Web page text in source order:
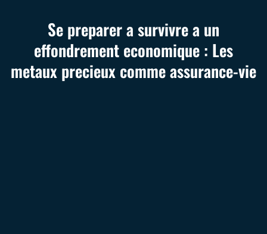
Se preparer a survivre a un
effondrement economique : Les
metaux precieux comme assurance-vie